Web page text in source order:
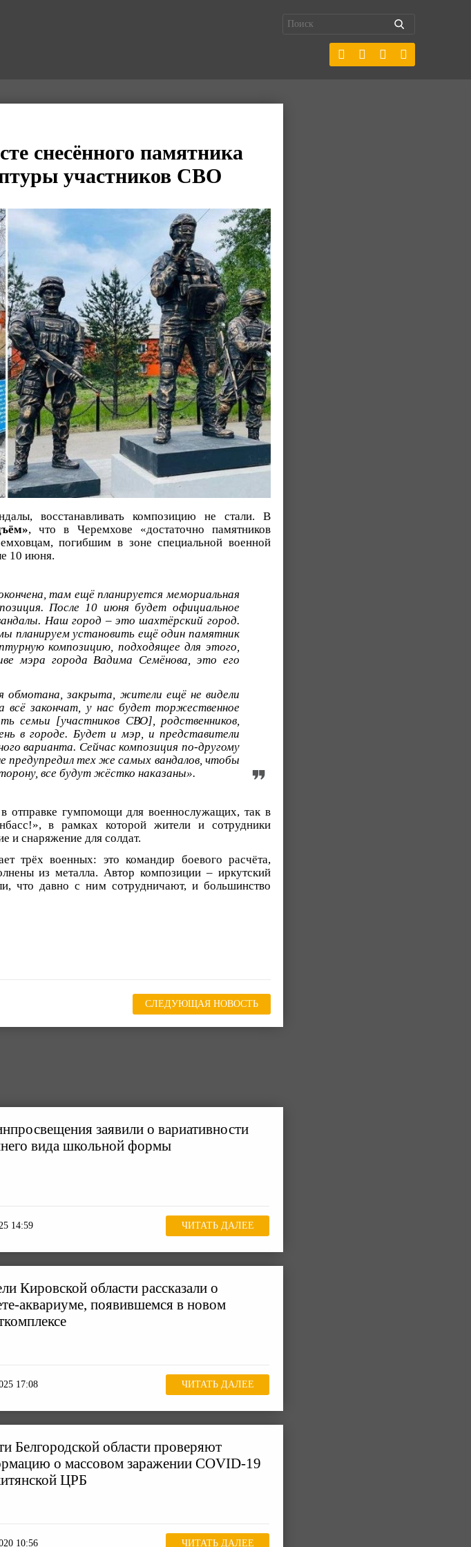
снесённого памятника
участников СВО
восстанавливать композицию не стали. В
, что в Черемхове «достаточно памятников
погибшим в зоне специальной военной
10 июня.
там ещё планируется мемориальная
После 10 июня будет официальное
Наш город – это шахтёрский город.
планируем установить ещё один памятник
композицию, подходящее для этого,
мэра города Вадима Семёнова, это его
обмотана, закрыта, жители ещё не видели
всё закончат, у нас будет торжественное
семьи [участников СВО], родственников,
в городе. Будет и мэр, и представители
варианта. Сейчас композиция по-другому
предупредил тех же самых вандалов, чтобы
все будут жёстко наказаны».
отправке гумпомощи для военнослужащих, так в
в рамках которой жители и сотрудники
и снаряжение для солдат.
трёх военных: это командир боевого расчёта,
из металла. Автор композиции – иркутский
что давно с ним сотрудничают, и большинство
СЛЕДУЮЩАЯ НОВОСТЬ
заявили о вариативности
вида школьной формы
14:59 ЧИТАТЬ ДАЛЕЕ
Кировской области рассказали о
аквариуме, появившемся в новом
17:08 ЧИТАТЬ ДАЛЕЕ
Белгородской области проверяют
о массовом заражении COVID-19
ЦРБ
10:56 ЧИТАТЬ ДАЛЕЕ